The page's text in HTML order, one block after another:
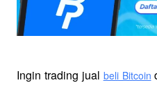
Ingin trading jual beli Bitcoin